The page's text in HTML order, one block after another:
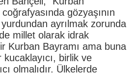
gözyaşının
ayrılmak zorunda
millet olarak idrak
Kurban Bayramı ama buna
kucaklayıcı, birlik ve
olmalıdır. Ülkelerde